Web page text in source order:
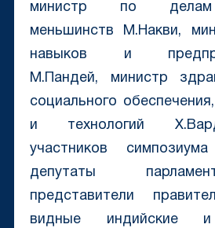
министр по делам
меньшинств М.Накви,
навыков и
М.Пандей, министр
социального
и технологий
участников
депутаты
представители
видные индийские